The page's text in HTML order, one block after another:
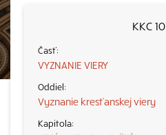
KKC
VYZNANIE VIERY
Vyznanie kresťanskej viery